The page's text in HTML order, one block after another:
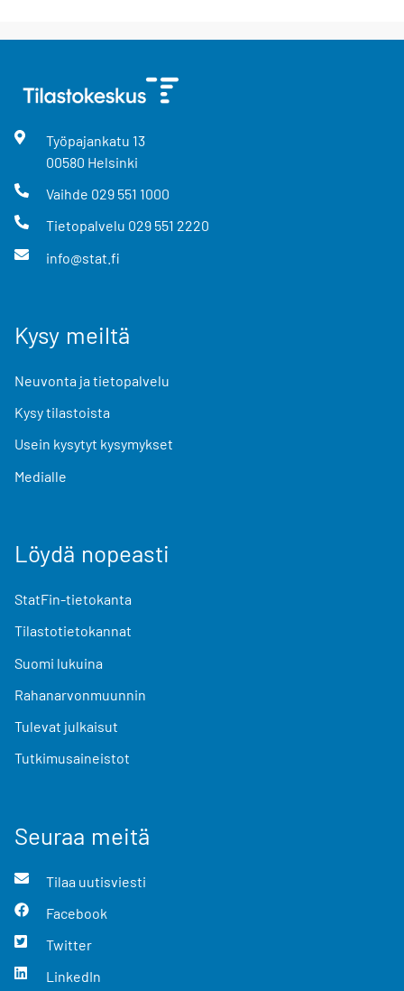
Työpajankatu 13
00580 Helsinki
Vaihde 029 551 1000
Tietopalvelu 029 551 2220
info@stat.fi
Kysy meiltä
Neuvonta ja tietopalvelu
Kysy tilastoista
Usein kysytyt kysymykset
Medialle
Löydä nopeasti
StatFin-tietokanta
Tilastotietokannat
Suomi lukuina
Rahanarvonmuunnin
Tulevat julkaisut
Tutkimusaineistot
Seuraa meitä
Tilaa uutisviesti
Facebook
Twitter
LinkedIn